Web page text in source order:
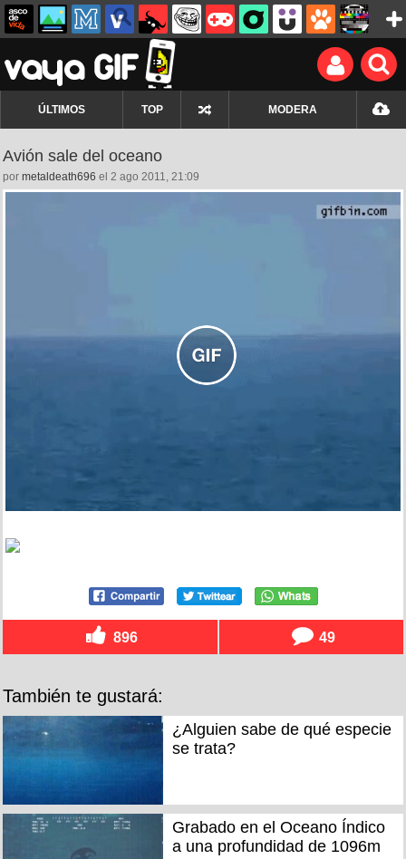
ÚLTIMOS TOP MODERA
Avión sale del oceano
por metaldeath696 el 2 ago 2011, 21:09
896 49
También te gustará:
¿Alguien sabe de qué especie
se trata?
Grabado en el Oceano Índico
a una profundidad de 1096m